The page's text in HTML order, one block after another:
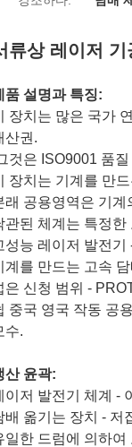
류상 레이저
품 설명과 특징:
장치는 많은 국가
산권.
것은 ISO9001 품
장치는 기계를 만
래 공용영역은 기계
관된 체계는 특정한
성능 레이저 발전
계를 만드는 고속
은 신청 범위 -
중국 영국 작동 공
수.
산 윤곽:
이저 발전기 체계 -
배 옮기는 장치 - 저
일한 드럼에 의하여